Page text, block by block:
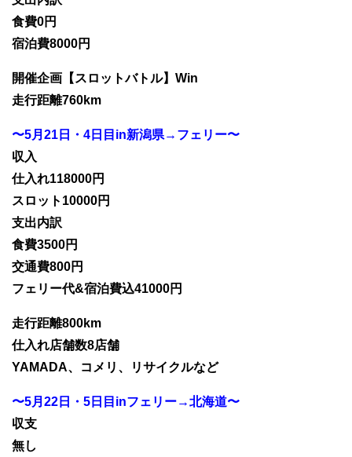
食費0円
宿泊費8000円
開催企画【スロットバトル】Win
走行距離760km
〜5月21日・4日目in新潟県→フェリー〜
収入
仕入れ118000円
スロット10000円
支出内訳
食費3500円
交通費800円
フェリー代&宿泊費込41000円
走行距離800km
仕入れ店舗数8店舗
YAMADA、コメリ、リサイクルなど
〜5月22日・5日目inフェリー→北海道〜
収支
無し